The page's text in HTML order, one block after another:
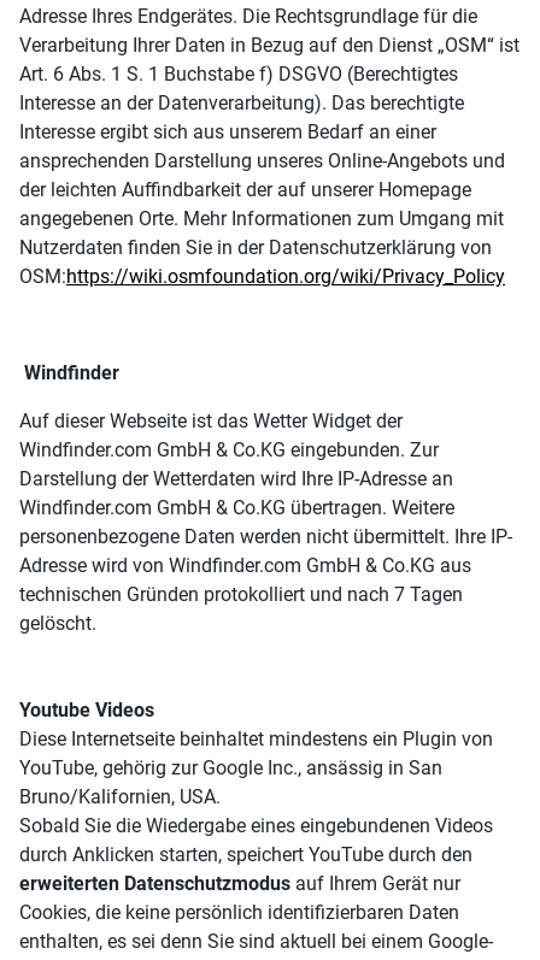
Adresse Ihres Endgerätes. Die Rechtsgrundlage für die
Verarbeitung Ihrer Daten in Bezug auf den Dienst „OSM“ ist
Art. 6 Abs. 1 S. 1 Buchstabe f) DSGVO (Berechtigtes
Interesse an der Datenverarbeitung). Das berechtigte
Interesse ergibt sich aus unserem Bedarf an einer
ansprechenden Darstellung unseres Online-Angebots und
der leichten Auffindbarkeit der auf unserer Homepage
angegebenen Orte. Mehr Informationen zum Umgang mit
Nutzerdaten finden Sie in der Datenschutzerklärung von
OSM:https://wiki.osmfoundation.org/wiki/Privacy_Policy
Windfinder
Auf dieser Webseite ist das Wetter Widget der
Windfinder.com GmbH & Co.KG eingebunden. Zur
Darstellung der Wetterdaten wird Ihre IP-Adresse an
Windfinder.com GmbH & Co.KG übertragen. Weitere
personenbezogene Daten werden nicht übermittelt. Ihre IP-
Adresse wird von Windfinder.com GmbH & Co.KG aus
technischen Gründen protokolliert und nach 7 Tagen
gelöscht.
Youtube Videos
Diese Internetseite beinhaltet mindestens ein Plugin von
YouTube, gehörig zur Google Inc., ansässig in San
Bruno/Kalifornien, USA.
Sobald Sie die Wiedergabe eines eingebundenen Videos
durch Anklicken starten, speichert YouTube durch den
erweiterten Datenschutzmodus auf Ihrem Gerät nur
Cookies, die keine persönlich identifizierbaren Daten
enthalten, es sei denn Sie sind aktuell bei einem Google-